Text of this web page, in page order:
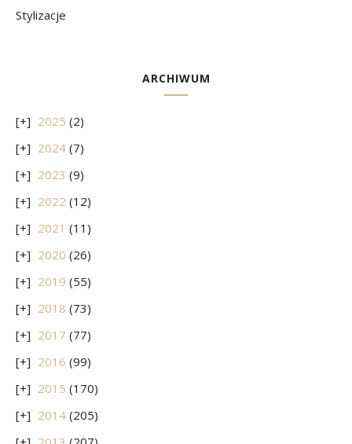
Stylizacje
ARCHIWUM
2025 (2)
2024 (7)
2023 (9)
2022 (12)
2021 (11)
2020 (26)
2019 (55)
2018 (73)
2017 (77)
2016 (99)
2015 (170)
2014 (205)